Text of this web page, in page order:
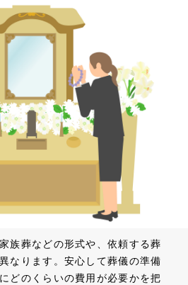
族葬などの形式や、依頼する葬
なります。安心して葬儀の準備
どのくらいの費用が必要かを把